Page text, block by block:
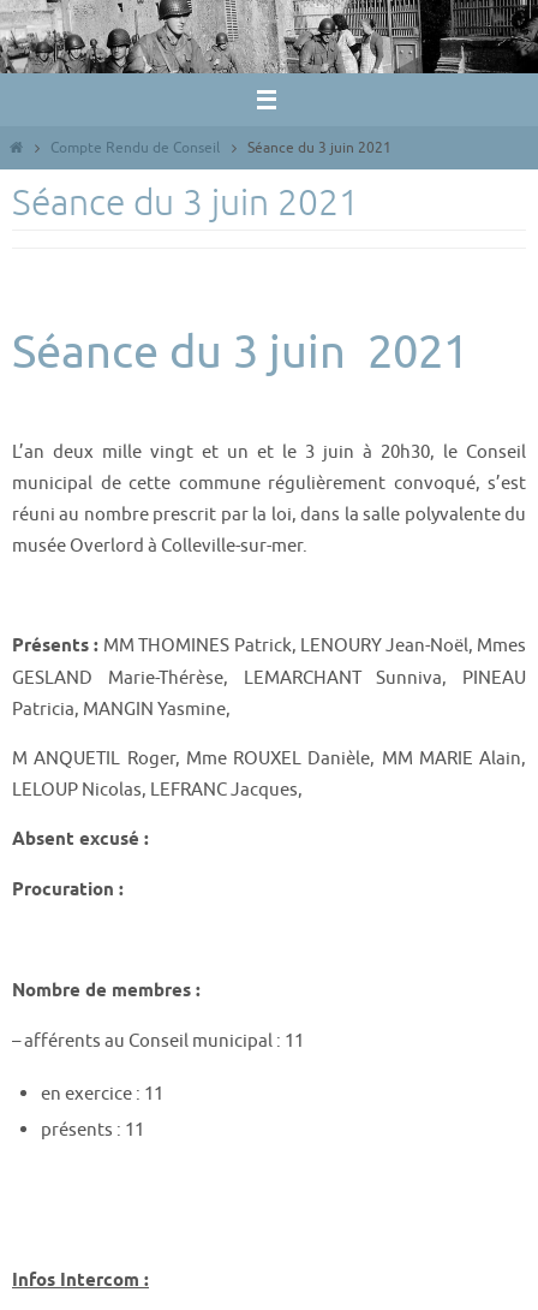
Passer
vers
le
HomeCompte Rendu de Conseil Séance du 3 juin 2021
Séance du 3 juin 2021
Séance du 3 juin 2021
L’an deux mille vingt et un et le 3 juin à 20h30, le Conseil
municipal de cette commune régulièrement convoqué, s’est
réuni au nombre prescrit par la loi, dans la salle polyvalente du
musée Overlord à Colleville-sur-mer.
Présents : MM THOMINES Patrick, LENOURY Jean-Noël, Mmes
GESLAND Marie-Thérèse, LEMARCHANT Sunniva, PINEAU
Patricia, MANGIN Yasmine,
M ANQUETIL Roger, Mme ROUXEL Danièle, MM MARIE Alain,
LELOUP Nicolas, LEFRANC Jacques,
Absent excusé :
Procuration :
Nombre de membres :
– afférents au Conseil municipal : 11
en exercice : 11
présents : 11
Infos Intercom :